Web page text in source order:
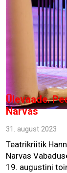
Ülevaade.
Narvas
31. august 2023
Teatrikriitik
Narvas
19. augustini